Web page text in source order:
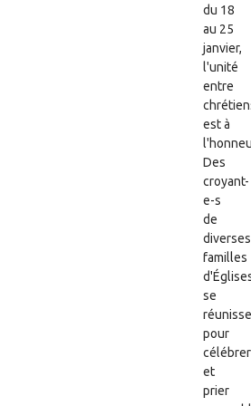
du 18
au 25
janvier,
l'unité
entre
est à
Des
croyant-
e-s
de
diverses
familles
se
pour
célébrer
et
prier